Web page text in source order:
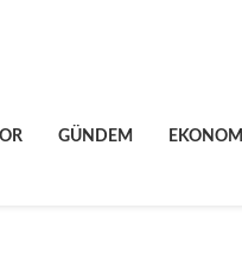
GÜNDEM EKONOMI